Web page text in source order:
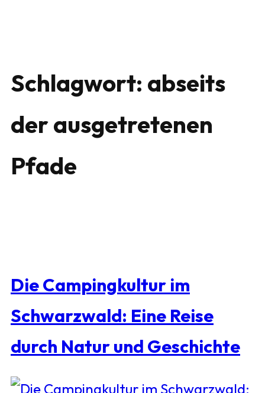
Schlagwort: abseits
der ausgetretenen
Pfade
Die Campingkultur im
Schwarzwald: Eine Reise
durch Natur und Geschichte